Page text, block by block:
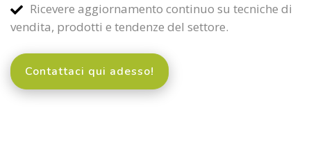
Ricevere aggiornamento continuo su tecniche di
vendita, prodotti e tendenze del settore.
Contattaci qui adesso!